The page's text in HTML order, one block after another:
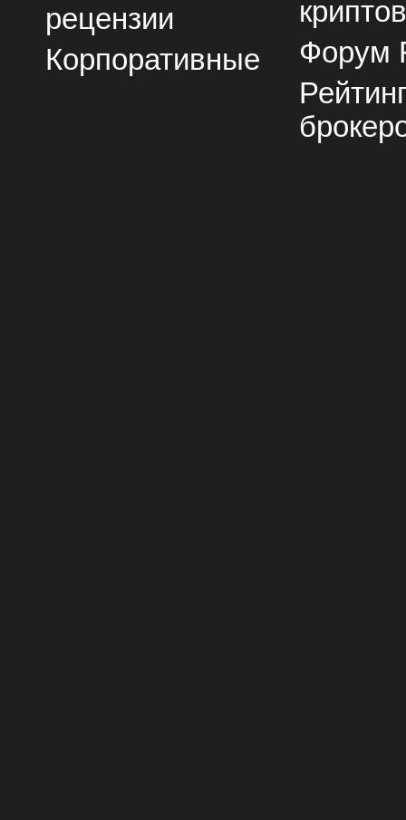
рецензии
Корпоративные
Форум